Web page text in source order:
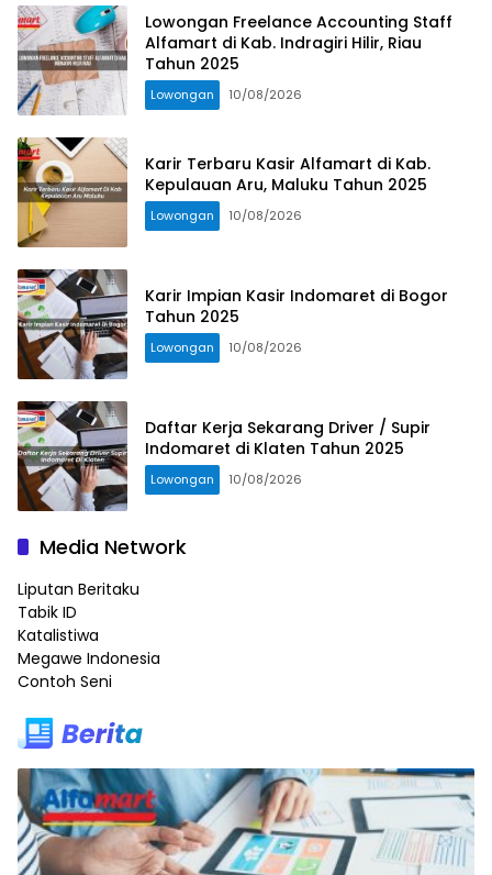
Lowongan Freelance Accounting Staff
Alfamart di Kab. Indragiri Hilir, Riau
Tahun 2025
Lowongan 10/08/2026
Karir Terbaru Kasir Alfamart di Kab.
Kepulauan Aru, Maluku Tahun 2025
Lowongan 10/08/2026
Karir Impian Kasir Indomaret di Bogor
Tahun 2025
Lowongan 10/08/2026
Daftar Kerja Sekarang Driver / Supir
Indomaret di Klaten Tahun 2025
Lowongan 10/08/2026
Media Network
Liputan Beritaku
Tabik ID
Katalistiwa
Megawe Indonesia
Contoh Seni